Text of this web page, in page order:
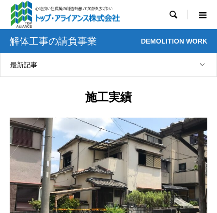

解体工事の請負事業 DEMOLITION WORK
最新記事
施工実績